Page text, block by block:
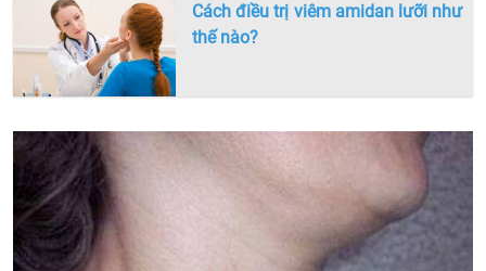
Cách điều trị viêm amidan lưỡi như
thế nào?